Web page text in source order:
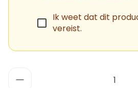
Ik weet dat dit
vereist.